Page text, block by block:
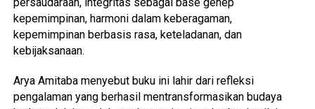
kepemimpinan, harmoni dalam keberagaman,
kepemimpinan berbasis rasa, keteladanan, dan
kebijaksanaan.
Arya Amitaba menyebut buku ini lahir dari refleksi
pengalaman yang berhasil mentransformasikan budaya